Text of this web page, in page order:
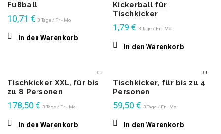
Fußball
10,71 € 3 Tage / Fr - Mo
In den Warenkorb
Kickerball für
Tischkicker
1,79 € 3 Tage / Fr - Mo
In den Warenkorb
Tischkicker XXL, für bis
zu 8 Personen
178,50 € 3 Tage / Fr - Mo
In den Warenkorb
Tischkicker, für bis zu 4
Personen
59,50 € 3 Tage / Fr - Mo
In den Warenkorb